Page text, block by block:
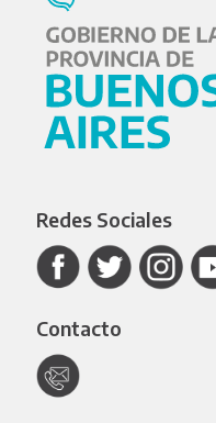
Redes Sociales
Contacto